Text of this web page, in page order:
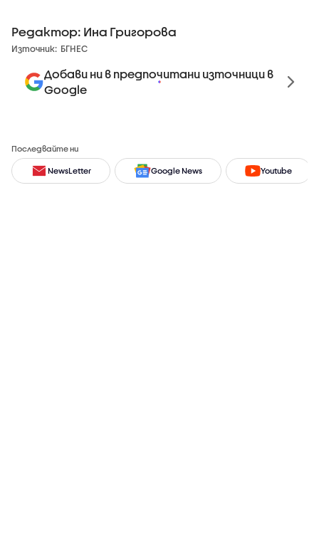
Редактор: Ина Григорова
Източник: БГНЕС
Добави ни в предпочитани източници в
Google
Последвайте ни
NewsLetter Google News Youtube